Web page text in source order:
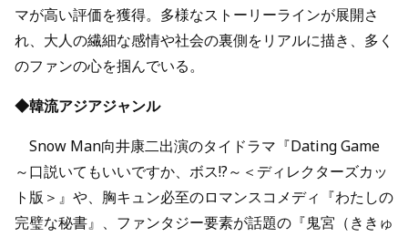
マが高い評価を獲得。多様なストーリーラインが展開さ
れ、大人の繊細な感情や社会の裏側をリアルに描き、多く
のファンの心を掴んでいる。
◆韓流アジアジャンル
Snow Man向井康二出演のタイドラマ『Dating Game
～口説いてもいいですか、ボス!?～＜ディレクターズカッ
ト版＞』や、胸キュン必至のロマンスコメディ『わたしの
完璧な秘書』、ファンタジー要素が話題の『鬼宮（ききゅ